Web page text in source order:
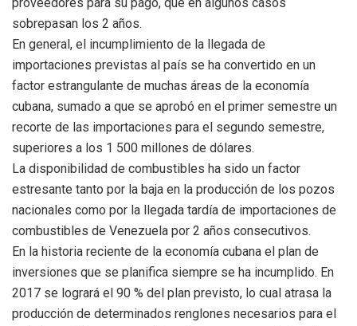
sobrepasan los 2 años.
En general, el incumplimiento de la llegada de
importaciones previstas al país se ha convertido en un
factor estrangulante de muchas áreas de la economía
cubana, sumado a que se aprobó en el primer semestre un
recorte de las importaciones para el segundo semestre,
superiores a los 1 500 millones de dólares.
La disponibilidad de combustibles ha sido un factor
estresante tanto por la baja en la producción de los pozos
nacionales como por la llegada tardía de importaciones de
combustibles de Venezuela por 2 años consecutivos.
En la historia reciente de la economía cubana el plan de
inversiones que se planifica siempre se ha incumplido. En
2017 se logrará el 90 % del plan previsto, lo cual atrasa la
producción de determinados renglones necesarios para el